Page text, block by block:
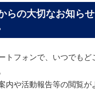
らの大切なお知ら
トフォンで、いつでもど
内や活動報告等の閲覧が